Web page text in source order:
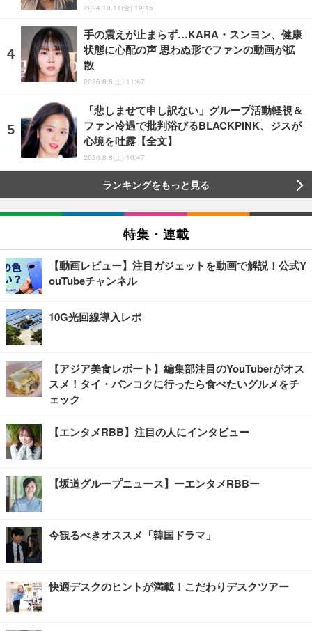
2024.10.11(金) 19:15
手の震えが止まらず…KARA・スンヨン、健康
状態に心配の声 思わぬ形でファンの動画が拡
散
2026.8.8(土) 11:47
「悲しませて申し訳ない」グループ活動軽視＆
ファン冷遇で批判浴びるBLACKPINK、ジスが
心境を吐露【全文】
2026.8.8(土) 10:47
ランキングをもっと見る
特集・連載
【動画レビュー】注目ガジェットを動画で解説！公式Y
ouTubeチャンネル
10G光回線導入レポ
【アジア美食レポート】編集部注目のYouTuberがオス
スメ！タイ・バンコクに行ったら食べたいグルメをチ
ェック
【エンタメRBB】注目の人にインタビュー
【坂道グループニュース】ーエンタメRBBー
今観るべきオススメ「韓国ドラマ」
快適デスクのヒントが満載！こだわりデスクツアー